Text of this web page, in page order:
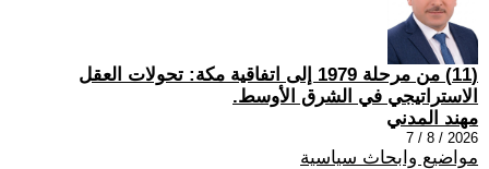
(11) من مرحلة 1979 إلى اتفاقية مكة: تحولات العقل
الاستراتيجي في الشرق الأوسط.
مهند المدني
2026 / 8 / 7
مواضيع وابحاث سياسية